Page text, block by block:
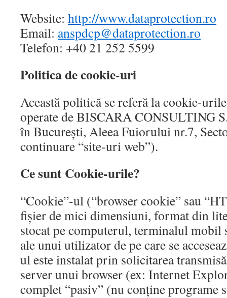
Website: http://www.dataprotection.ro
Email: anspdcp@dataprotection.ro
Telefon: +40 21 252 5599
Politica de cookie-uri
Această politică se referă la cookie-
operate de BISCARA CONSULTING
în București, Aleea Fuiorului nr.7,
continuare “site-uri web”).
Ce sunt Cookie-urile?
“Cookie”-ul (“browser cookie” sau
fișier de mici dimensiuni, format din
stocat pe computerul, terminalul mobil
ale unui utilizator de pe care se
ul este instalat prin solicitarea
server unui browser (ex: Internet
complet “pasiv” (nu conține programe